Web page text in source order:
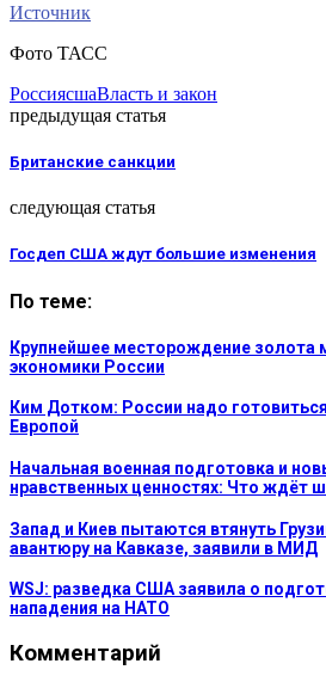
Источник
Фото ТАСС
РоссиясшаВласть и закон
предыдущая статья
Британские санкции
следующая статья
Госдеп США ждут большие изменения
По теме:
Крупнейшее месторождение золота
экономики России
Ким Дотком: России надо
Европой
Начальная военная подготовка и
нравственных ценностях: Что ждёт
Запад и Киев пытаются втянуть
авантюру на Кавказе, заявили в МИД
WSJ: разведка США заявила о
нападения на НАТО
Комментарий